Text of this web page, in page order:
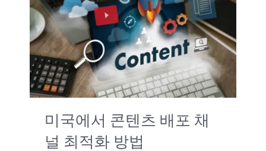
미국에서 콘텐츠 배포 채
널 최적화 방법